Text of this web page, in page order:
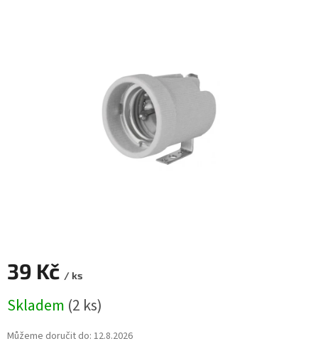
39 Kč / ks
cena:
Skladem (2 ks)
Můžeme doručit do: 12.8.2026